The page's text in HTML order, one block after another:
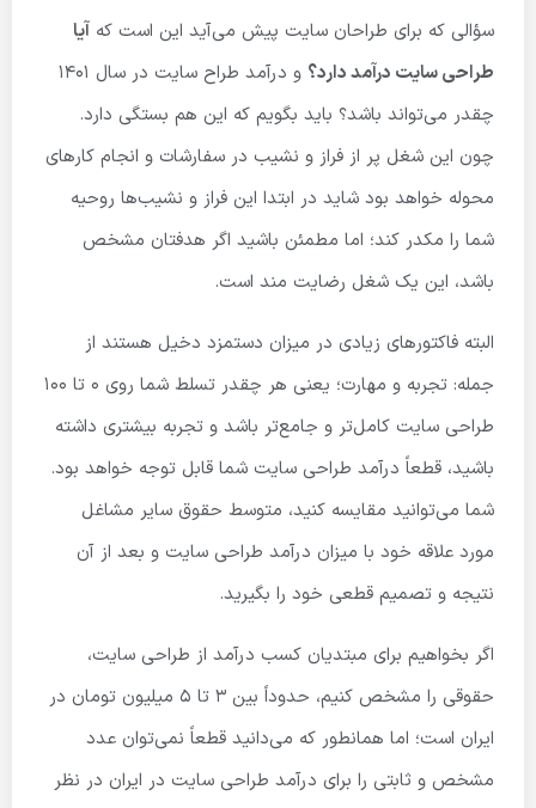
سؤالی که برای طراحان سایت پیش می‌آید این است که آیا
طراحی سایت درآمد دارد؟
و درآمد طراح سایت در سال ۱۴۰۱
چقدر می‌تواند باشد؟ باید بگویم که این هم بستگی دارد.
چون این شغل پر از فراز و نشیب در سفارشات و انجام کارهای
محوله خواهد بود شاید در ابتدا این فراز و نشیب‌ها روحیه
شما را مکدر کند؛ اما مطمئن باشید اگر هدفتان مشخص
باشد، این یک شغل رضایت مند است.
البته فاکتورهای زیادی در میزان دستمزد دخیل هستند از
جمله: تجربه و مهارت؛ یعنی هر چقدر تسلط شما روی ۰ تا ۱۰۰
طراحی سایت کامل‌تر و جامع‌تر باشد و تجربه بیشتری داشته
باشید، قطعاً درآمد طراحی سایت شما قابل توجه خواهد بود.
شما می‌توانید مقایسه کنید، متوسط حقوق سایر مشاغل
مورد علاقه خود با میزان درآمد طراحی سایت و بعد از آن
نتیجه و تصمیم قطعی خود را بگیرید.
اگر بخواهیم برای مبتدیان کسب درآمد از طراحی سایت،
حقوقی را مشخص کنیم، حدوداً بین ۳ تا ۵ میلیون تومان در
ایران است؛ اما همانطور که می‌دانید قطعاً نمی‌توان عدد
مشخص و ثابتی را برای درآمد طراحی سایت در ایران در نظر